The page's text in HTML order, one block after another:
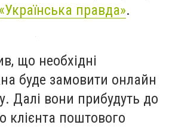
«Українська правда».
що необхідні
буде замовити онлайн
Далі вони прибудуть до
клієнта поштового